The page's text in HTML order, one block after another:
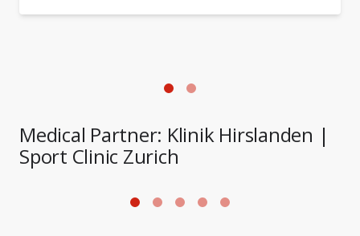
Medical Partner: Klinik Hirslanden |
Sport Clinic Zurich